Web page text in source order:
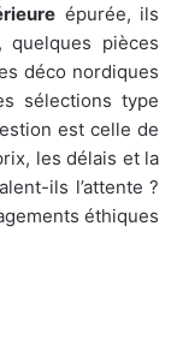
épurée, ils
quelques pièces
déco nordiques
sélections type
est celle de
les délais et la
ils l’attente ?
éthiques